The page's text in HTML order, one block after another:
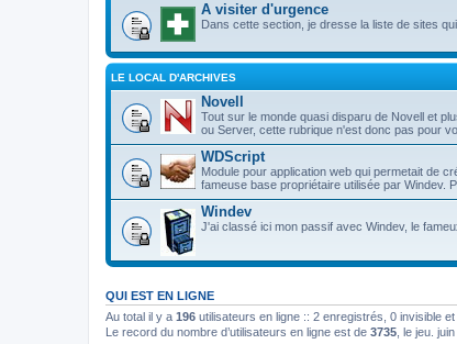
A visiter d'urgence
Dans cette section, je dresse la liste de sites
LE LOCAL D'ARCHIVES
Novell
Tout sur le monde quasi disparu de Novell et
ou Server, cette rubrique n'est donc pas pour
WDScript
Module pour application web qui permetait de
fameuse base propriétaire utilisée par Windev.
Windev
J'ai classé ici mon passif avec Windev, le
QUI EST EN LIGNE
Au total il y a 196 utilisateurs en ligne :: 2 enregistrés, 0 invisible
Le record du nombre d’utilisateurs en ligne est de 3735 , le jeu.